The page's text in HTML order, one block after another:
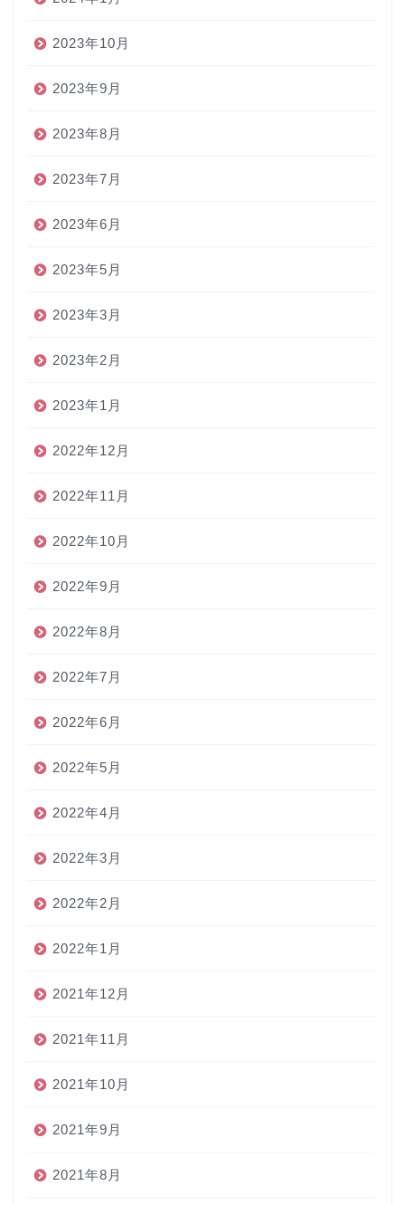
2023年10月
2023年9月
2023年8月
2023年7月
2023年6月
2023年5月
2023年3月
2023年2月
2023年1月
2022年12月
2022年11月
2022年10月
2022年9月
2022年8月
2022年7月
2022年6月
2022年5月
2022年4月
2022年3月
2022年2月
2022年1月
2021年12月
2021年11月
2021年10月
2021年9月
2021年8月